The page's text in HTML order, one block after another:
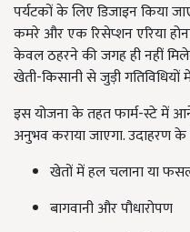
पर्यटकों के लिए डिजाइन किया
कमरे और एक रिसेप्शन एरिया
केवल ठहरने की जगह ही नहीं
खेती-किसानी से जुड़ी गतिविधियों
इस योजना के तहत फार्म-स्टे में
अनुभव कराया जाएगा. उदाहरण
खेतों में हल चलाना या
बागवानी और पौधारोपण